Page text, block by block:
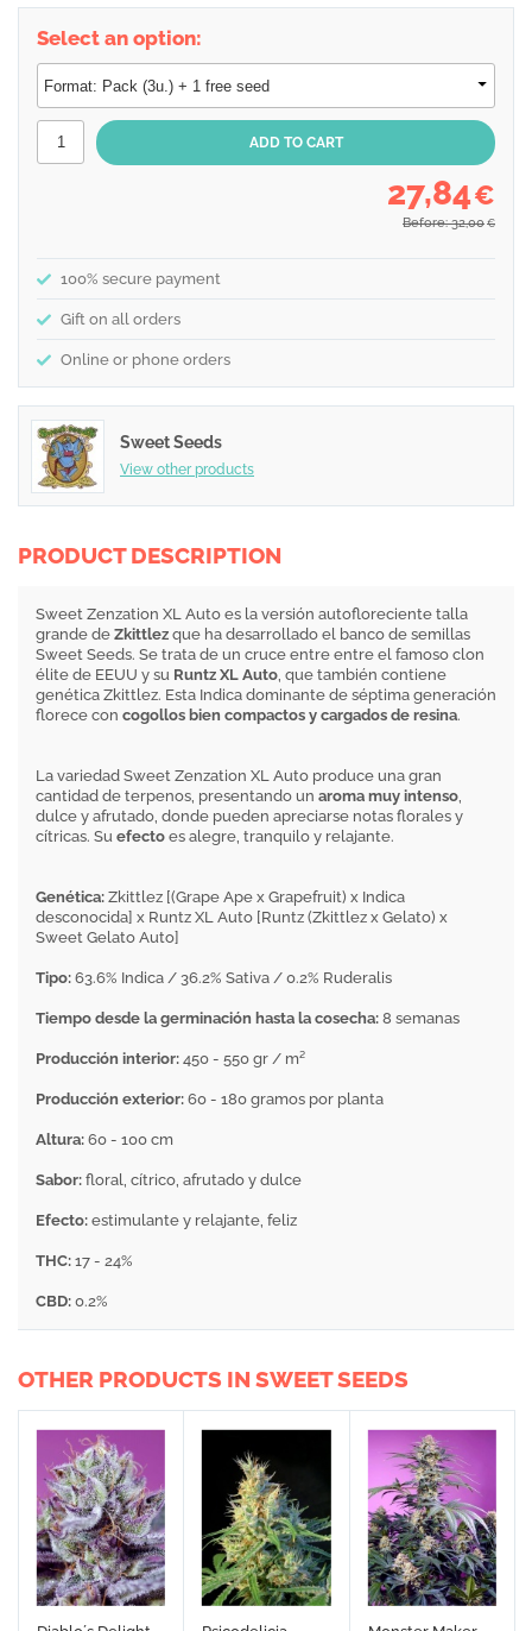
Select an option:
27,84€
Before: 32,00 €
100% secure payment
Gift on all orders
Online or phone orders
Sweet Seeds
View other products
PRODUCT DESCRIPTION
Sweet Zenzation XL Auto es la versión autofloreciente talla
grande de Zkittlez que ha desarrollado el banco de semillas
Sweet Seeds. Se trata de un cruce entre entre el famoso clon
élite de EEUU y su Runtz XL Auto, que también contiene
genética Zkittlez. Esta Indica dominante de séptima generación
florece con cogollos bien compactos y cargados de resina.
La variedad Sweet Zenzation XL Auto produce una gran
cantidad de terpenos, presentando un aroma muy intenso,
dulce y afrutado, donde pueden apreciarse notas florales y
cítricas. Su efecto es alegre, tranquilo y relajante.
Genética: Zkittlez [(Grape Ape x Grapefruit) x Indica
desconocida] x Runtz XL Auto [Runtz (Zkittlez x Gelato) x
Sweet Gelato Auto]
Tipo: 63.6% Indica / 36.2% Sativa / 0.2% Ruderalis
Tiempo desde la germinación hasta la cosecha: 8 semanas
Producción interior: 450 - 550 gr / m²
Producción exterior: 60 - 180 gramos por planta
Altura: 60 - 100 cm
Sabor: floral, cítrico, afrutado y dulce
Efecto: estimulante y relajante, feliz
THC: 17 - 24%
CBD: 0.2%
OTHER PRODUCTS IN SWEET SEEDS